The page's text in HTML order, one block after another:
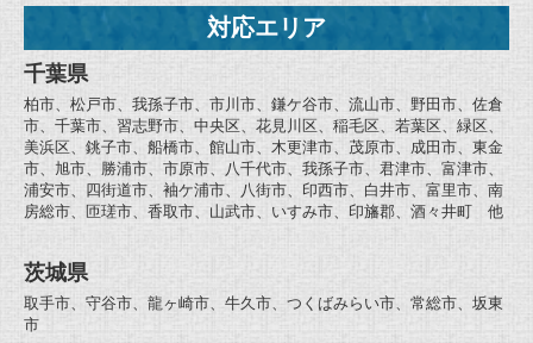
対応エリア
千葉県
柏市、松戸市、我孫子市、市川市、鎌ケ谷市、流山市、野田市、佐倉
市、千葉市、習志野市、中央区、花見川区、稲毛区、若葉区、緑区、
美浜区、銚子市、船橋市、館山市、木更津市、茂原市、成田市、東金
市、旭市、勝浦市、市原市、八千代市、我孫子市、君津市、富津市、
浦安市、四街道市、袖ケ浦市、八街市、印西市、白井市、富里市、南
房総市、匝瑳市、香取市、山武市、いすみ市、印旛郡、酒々井町 他
茨城県
取手市、守谷市、龍ヶ崎市、牛久市、つくばみらい市、常総市、坂東
市